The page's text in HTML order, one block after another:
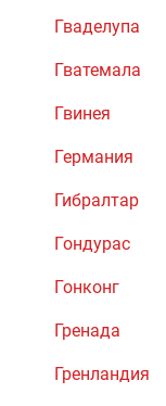
Гваделупа
Гватемала
Гвинея
Германия
Гибралтар
Гондурас
Гонконг
Гренада
Гренландия